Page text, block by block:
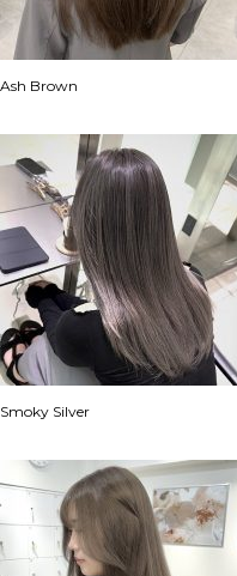
Ash Brown
Smoky Silver